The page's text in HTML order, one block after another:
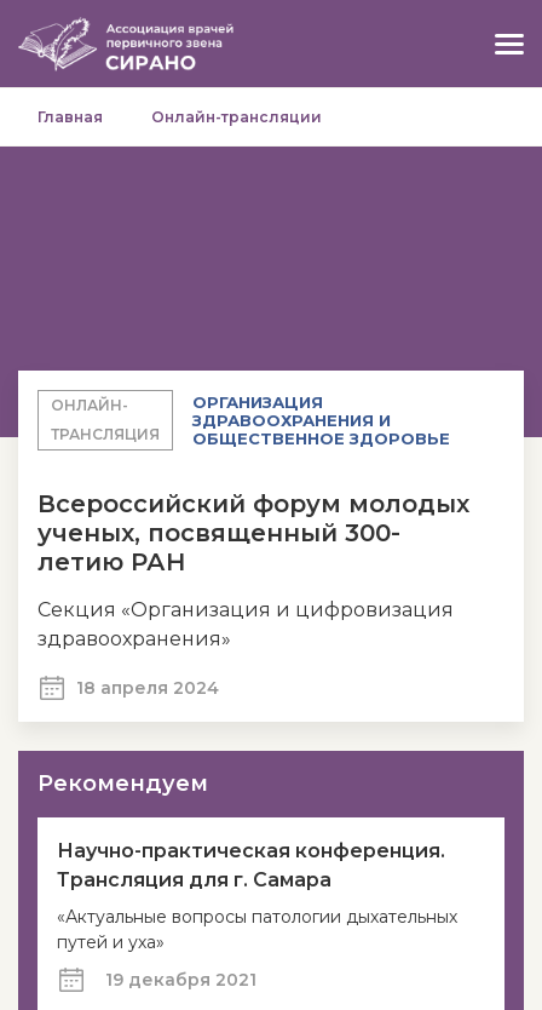
Главная Онлайн-трансляции
ОНЛАЙН-
ТРАНСЛЯЦИЯ
ОРГАНИЗАЦИЯ
ЗДРАВООХРАНЕНИЯ И
ОБЩЕСТВЕННОЕ ЗДОРОВЬЕ
Всероссийский форум молодых
ученых, посвященный 300-
летию РАН
Секция «Организация и цифровизация
здравоохранения»
18 апреля 2024
Рекомендуем
Научно-практическая конференция.
Трансляция для г. Самара
«Актуальные вопросы патологии дыхательных
путей и уха»
19 декабря 2021